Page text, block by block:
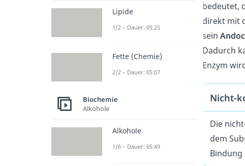
bedeutet,
direkt mit
sein
Dadurch
Enzym
Nicht-
Die
dem
Bindung
Lipide
1/2 – Dauer: 05:25
Fette (Chemie)
2/2 – Dauer: 05:07
Biochemie
Alkohole
Alkohole
1/6 – Dauer: 05:49